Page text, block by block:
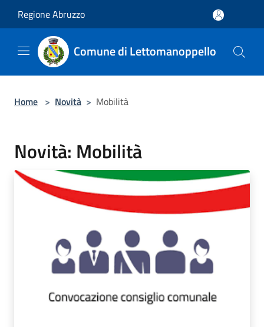
Regione Abruzzo
Comune di Lettomanoppello
Home > Novità > Mobilità
Novità: Mobilità